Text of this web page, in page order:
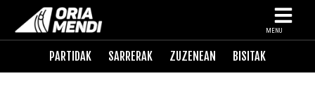
MENU
PARTIDAK SARRERAK ZUZENEAN BISITAK